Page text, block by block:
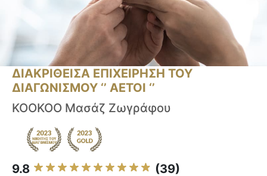
ΔΙΑΚΡΙΘΕΙΣΑ ΕΠΙΧΕΙΡΗΣΗ ΤΟΥ
ΔΙΑΓΩΝΙΣΜΟΥ ‘’ ΑΕΤΟΙ ‘’
KOOKOO Μασάζ Ζωγράφου
9.8 (39)